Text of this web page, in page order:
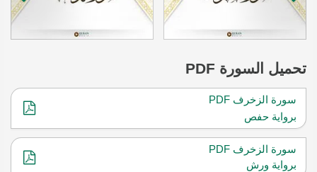
تحميل السورة PDF
سورة الزخرف PDF
برواية حفص
سورة الزخرف PDF
برواية ورش